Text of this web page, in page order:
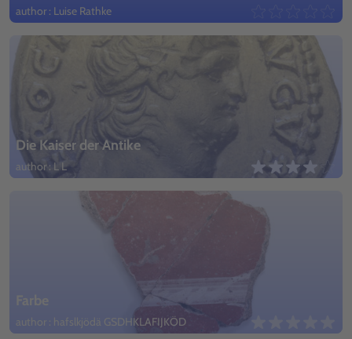
author : Luise Rathke
Die Kaiser der Antike
author : L L
Farbe
author : hafslkjödä GSDHKLAFIJKÖD